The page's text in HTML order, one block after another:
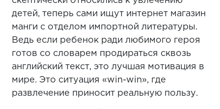
детей, теперь сами ищут интернет магазин
манги с отделом импортной литературы.
Ведь если ребенок ради любимого героя
готов со словарем продираться сквозь
английский текст, это лучшая мотивация в
мире. Это ситуация «win-win», где
развлечение приносит реальную пользу.